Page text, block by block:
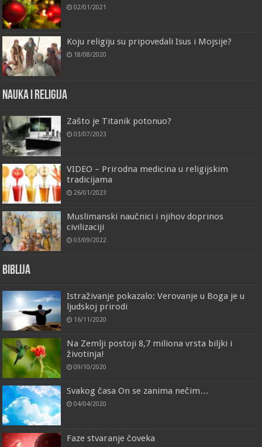
02/01/2021
Koju religiju su pripovedali Isus i Mojsije?
18/08/2020
Nauka i religija
Zašto je Titanik potonuo?
03/07/2023
VIDEO – Prirodna medicina u religijskim
tradicijama
26/01/2023
Muslimanski naučnici i njihov doprinos
civilizaciji
03/09/2022
Biblija
Istraživanje pokazalo: Verovanje u Boga je u
ljudskoj prirodi
16/11/2020
Na Zemlji postoji 8,7 miliona vrsta biljki i
životinja!
09/10/2020
Svakog časa On se zanima nečim…
04/04/2020
Faze stvaranje čoveka